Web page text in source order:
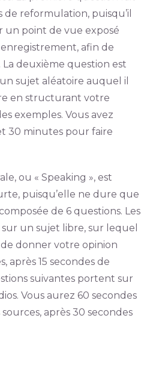
de reformulation, puisqu’il
un point de vue exposé
afin de
deuxième question est
sujet aléatoire auquel il
en structurant votre
exemples. Vous avez
30 minutes pour faire
ou « Speaking », est
puisqu’elle ne dure que
de 6 questions. Les
un sujet libre, sur lequel
donner votre opinion
après 15 secondes de
suivantes portent sur
Vous aurez 60 secondes
après 30 secondes